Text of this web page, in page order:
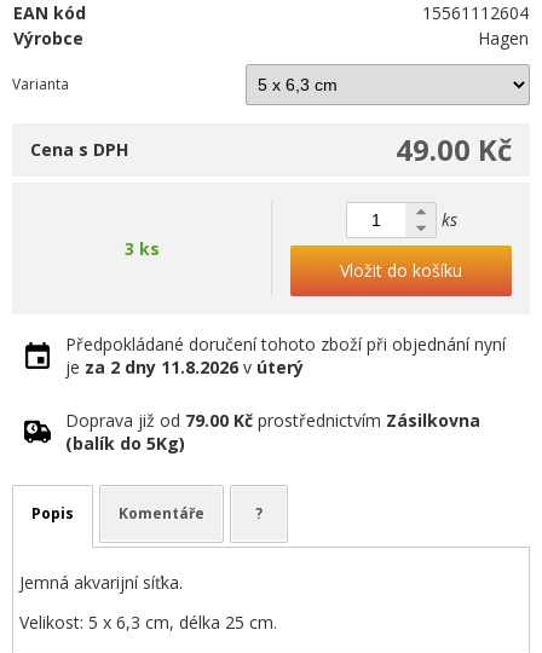
EAN kód
15561112604
Výrobce
Hagen
Varianta
49.00 Kč
Cena s DPH
3 ks
ks
Vložit do košíku
Předpokládané doručení tohoto zboží při objednání nyní
je za 2 dny 11.8.2026 v úterý
Doprava již od 79.00 Kč prostřednictvím Zásilkovna
(balík do 5Kg)
Popis Komentáře ?
Jemná akvarijní síťka.
Velikost: 5 x 6,3 cm, délka 25 cm.